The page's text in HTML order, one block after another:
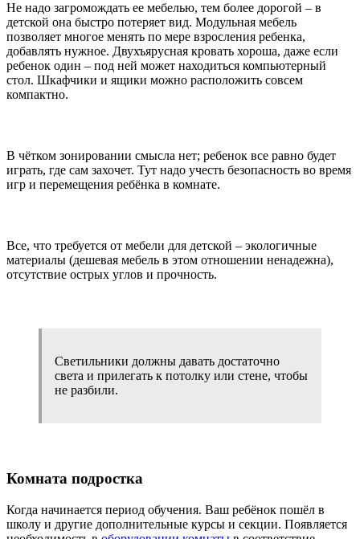
Не надо загромождать ее мебелью, тем более дорогой – в
детской она быстро потеряет вид. Модульная мебель
позволяет многое менять по мере взросления ребенка,
добавлять нужное. Двухъярусная кровать хороша, даже если
ребенок один – под ней может находиться компьютерный
стол. Шкафчики и ящики можно расположить совсем
компактно.
В чётком зонировании смысла нет; ребенок все равно будет
играть, где сам захочет. Тут надо учесть безопасность во время
игр и перемещения ребёнка в комнате.
Все, что требуется от мебели для детской – экологичные
материалы (дешевая мебель в этом отношении ненадежна),
отсутствие острых углов и прочность.
Светильники должны давать достаточно
света и прилегать к потолку или стене, чтобы
не разбили.
Комната подростка
Когда начинается период обучения. Ваш ребёнок пошёл в
школу и другие дополнительные курсы и секции. Появляется